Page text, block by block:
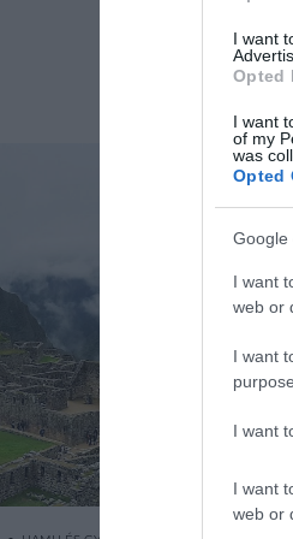
I want
Opted
I want
of my
was
Opted
Google
I want
web or
I want
I want
I want
web or